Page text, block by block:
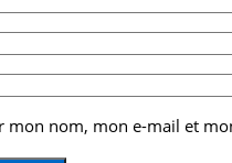
mon nom, mon e-mail et